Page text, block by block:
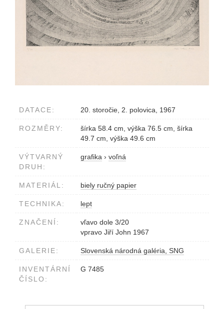
DATACE: 20. storočie, 2. polovica, 1967
ROZMĚRY:
šírka 58.4 cm, výška 76.5 cm, šírka
49.7 cm, výška 49.6 cm
VÝTVARNÝ
DRUH:
grafika › voľná
MATERIÁL: biely ručný papier
TECHNIKA: lept
ZNAČENÍ:
vľavo dole 3/20
vpravo Jiří John 1967
GALERIE: Slovenská národná galéria, SNG
INVENTÁRNÍ
ČÍSLO:
G 7485